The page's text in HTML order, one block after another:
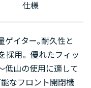
仕様
ゲイター｡耐久性と
採用。優れたフィッ
低山の使用に適して
なフロント開閉機